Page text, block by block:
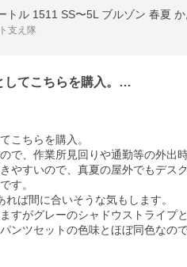
トル 1511 SS〜5L ブルゾン 春夏
支え隊
してこちらを購入。…
こちらを購入。
で、作業所見回りや通勤等の外出
やすいので、真夏の屋外でもデス
す。
ば間に合いそうな気もします。
すがグレーのシャドウストライプ
ンツセットの色味とほぼ同色なの